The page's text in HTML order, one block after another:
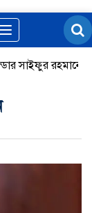
Toggle
navigation
রহমানের বিরুদ্ধে